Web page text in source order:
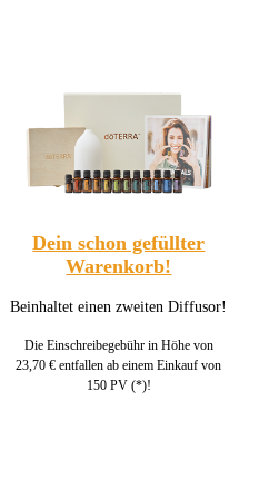
Dein schon gefüllter
Warenkorb!
Beinhaltet einen zweiten Diffusor!
Die Einschreibegebühr in Höhe von
23,70 € entfallen ab einem Einkauf von
150 PV (*)!